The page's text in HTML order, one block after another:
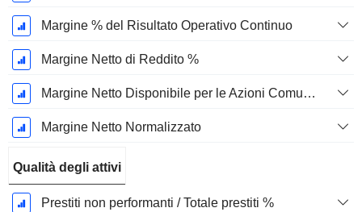
Margine % del Risultato Operativo Continuo
Margine Netto di Reddito %
Margine Netto Disponibile per le Azioni Comuni %
Margine Netto Normalizzato
Qualità degli attivi
Prestiti non performanti / Totale prestiti %